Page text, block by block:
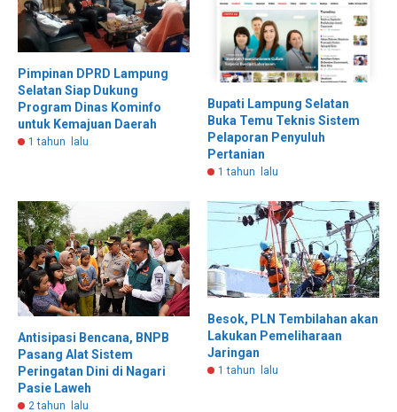
Pimpinan DPRD Lampung
Selatan Siap Dukung
Program Dinas Kominfo
untuk Kemajuan Daerah
1 tahun lalu
Bupati Lampung Selatan
Buka Temu Teknis Sistem
Pelaporan Penyuluh
Pertanian
1 tahun lalu
Antisipasi Bencana, BNPB
Pasang Alat Sistem
Peringatan Dini di Nagari
Pasie Laweh
2 tahun lalu
Besok, PLN Tembilahan akan
Lakukan Pemeliharaan
Jaringan
1 tahun lalu